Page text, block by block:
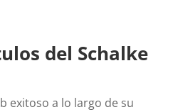
del Schalke
exitoso a lo largo de su